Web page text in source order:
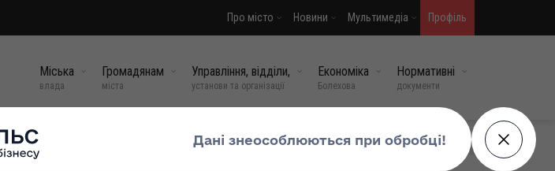
Про місто Новини Мультимедіа Профіль
Міська
влада
Громадянам
міста
Управління, відділи,
установи та організації
Економіка
Болехова
Нормативні
документи
2025 року МИ У СОЦМЕРЕЖАХ